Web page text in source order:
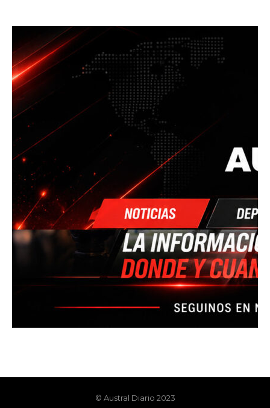
© Austral Diario 2023